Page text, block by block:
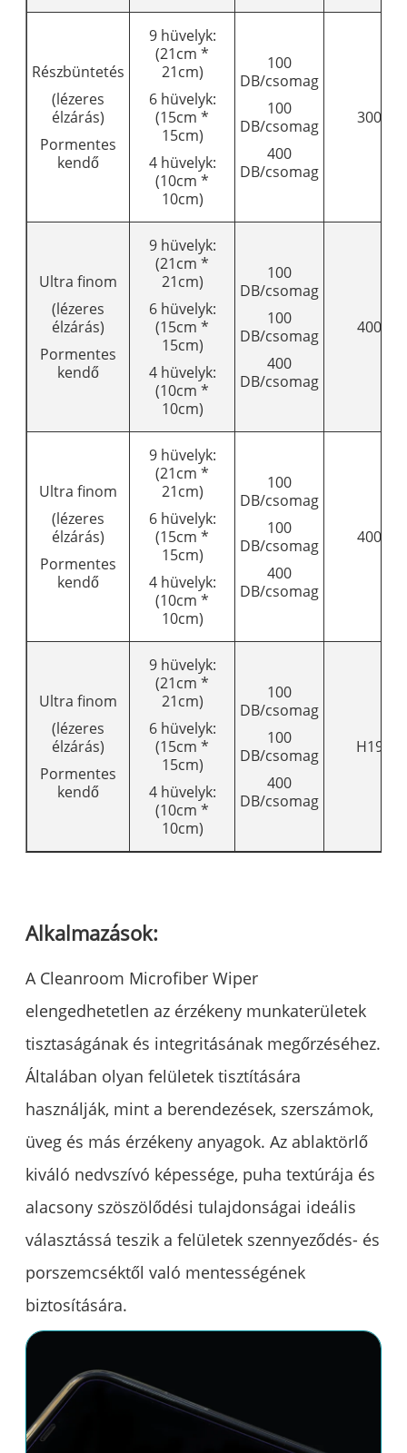
Részbüntetés
(lézeres
élzárás)
Pormentes
kendő
9 hüvelyk:
(21cm *
21cm)
6 hüvelyk:
(15cm *
15cm)
4 hüvelyk:
(10cm *
10cm)
100
DB/csomag
100
DB/csomag
400
DB/csomag
3009
Ultra finom
(lézeres
élzárás)
Pormentes
kendő
9 hüvelyk:
(21cm *
21cm)
6 hüvelyk:
(15cm *
15cm)
4 hüvelyk:
(10cm *
10cm)
100
DB/csomag
100
DB/csomag
400
DB/csomag
4008
Ultra finom
(lézeres
élzárás)
Pormentes
kendő
9 hüvelyk:
(21cm *
21cm)
6 hüvelyk:
(15cm *
15cm)
4 hüvelyk:
(10cm *
10cm)
100
DB/csomag
100
DB/csomag
400
DB/csomag
4009
Ultra finom
(lézeres
élzárás)
Pormentes
kendő
9 hüvelyk:
(21cm *
21cm)
6 hüvelyk:
(15cm *
15cm)
4 hüvelyk:
(10cm *
10cm)
100
DB/csomag
100
DB/csomag
400
DB/csomag
H190
Alkalmazások:
A Cleanroom Microfiber Wiper
elengedhetetlen az érzékeny munkaterületek
tisztaságának és integritásának megőrzéséhez.
Általában olyan felületek tisztítására
használják, mint a berendezések, szerszámok,
üveg és más érzékeny anyagok. Az ablaktörlő
kiváló nedvszívó képessége, puha textúrája és
alacsony szöszölődési tulajdonságai ideális
választássá teszik a felületek szennyeződés- és
porszemcséktől való mentességének
biztosítására.